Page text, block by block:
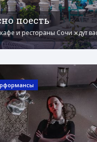
поесть
и рестораны Сочи ждут